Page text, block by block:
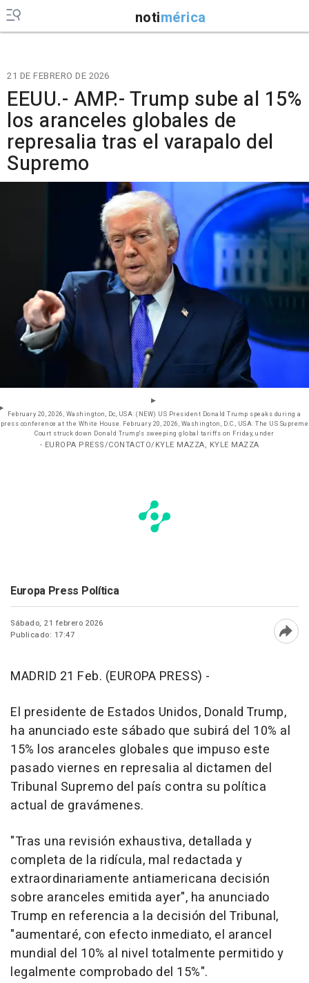
notimérica
21 DE FEBRERO DE 2026
EEUU.- AMP.- Trump sube al 15%
los aranceles globales de
represalia tras el varapalo del
Supremo
February 20, 2026, Washington, Dc, USA: (NEW) US President Donald Trump speaks during a
press conference at the White House. February 20, 2026, Washington, D.C., USA: The US Supreme
Court struck down Donald Trump's sweeping global tariffs on Friday, under
- EUROPA PRESS/CONTACTO/KYLE MAZZA, KYLE MAZZA
Europa Press Política
Sábado, 21 febrero 2026
Publicado: 17:47
MADRID 21 Feb. (EUROPA PRESS) -
El presidente de Estados Unidos, Donald Trump,
ha anunciado este sábado que subirá del 10% al
15% los aranceles globales que impuso este
pasado viernes en represalia al dictamen del
Tribunal Supremo del país contra su política
actual de gravámenes.
"Tras una revisión exhaustiva, detallada y
completa de la ridícula, mal redactada y
extraordinariamente antiamericana decisión
sobre aranceles emitida ayer", ha anunciado
Trump en referencia a la decisión del Tribunal,
"aumentaré, con efecto inmediato, el arancel
mundial del 10% al nivel totalmente permitido y
legalmente comprobado del 15%".